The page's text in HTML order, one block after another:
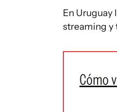
En Uruguay
streaming y
Cómo